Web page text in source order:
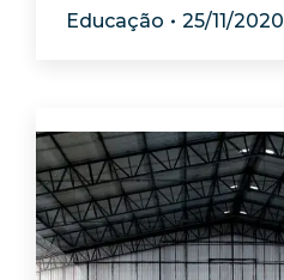
Educação 25/11/2020